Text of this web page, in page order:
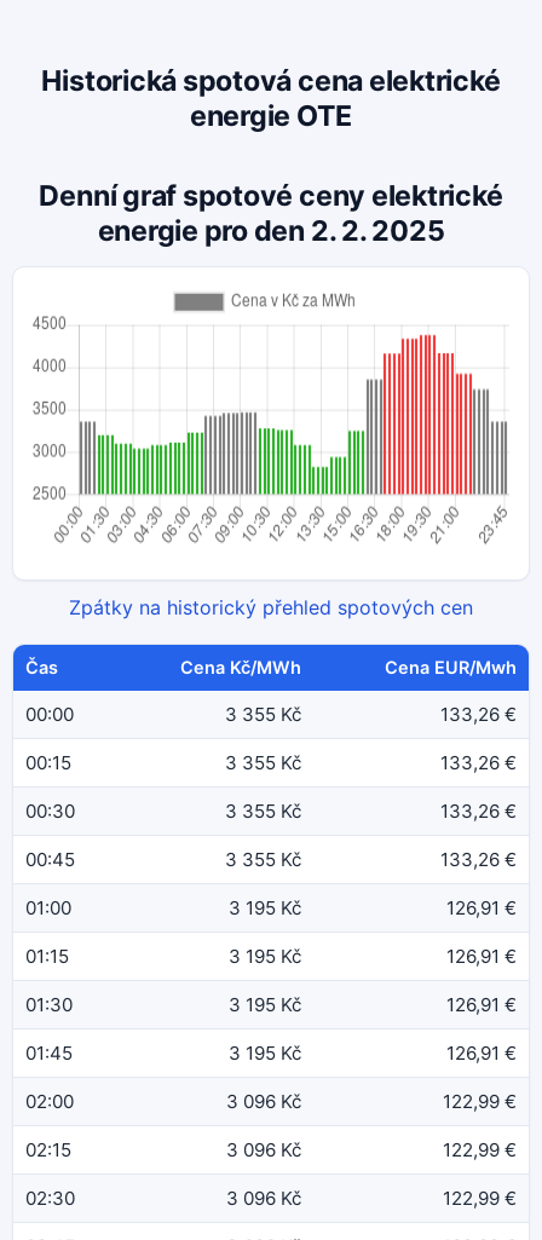
Historická spotová cena elektrické
energie OTE
Denní graf spotové ceny elektrické
energie pro den 2. 2. 2025
Zpátky na historický přehled spotových cen
Čas Cena Kč/MWh Cena EUR/Mwh
00:00 3 355 Kč 133,26 €
00:15 3 355 Kč 133,26 €
00:30 3 355 Kč 133,26 €
00:45 3 355 Kč 133,26 €
01:00 3 195 Kč 126,91 €
01:15 3 195 Kč 126,91 €
01:30 3 195 Kč 126,91 €
01:45 3 195 Kč 126,91 €
02:00 3 096 Kč 122,99 €
02:15 3 096 Kč 122,99 €
02:30 3 096 Kč 122,99 €